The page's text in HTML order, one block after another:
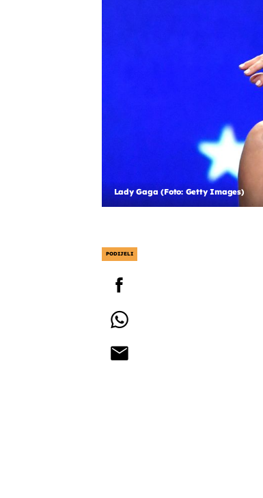
Lady Gaga (Foto: Getty Images)
PODIJELI